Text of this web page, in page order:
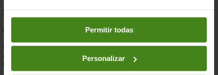
preferencias accediendo a nuestraPolítica de Cookieso
en los botones facilitados a continuación:
Permitir todas
Personalizar
desigualtat a Espanya
En el marc de la lluita contra la desigualtat, Oxfam Intermón ha
desenvolupat una eina d'anàlisi estructural de les causes de
la...